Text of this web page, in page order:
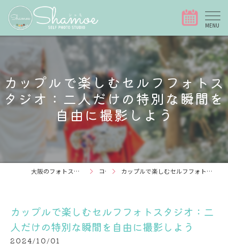
カップルで楽しむセルフフォトス
タジオ：二人だけの特別な瞬間を
自由に撮影しよう
大阪のフォトスタジオなら写真スタジオShamoe コラム カップルで楽しむセルフフォトスタジオ：二人だけの特別な瞬間を自由に撮影しよう
カップルで楽しむセルフフォトスタジオ：二
人だけの特別な瞬間を自由に撮影しよう
2024/10/01